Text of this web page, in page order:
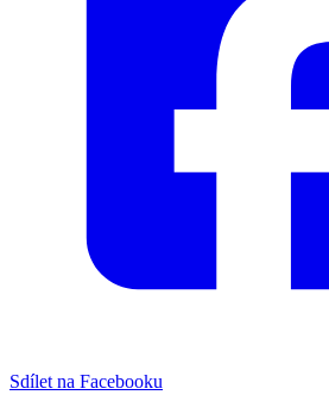
Sdílet na Facebooku